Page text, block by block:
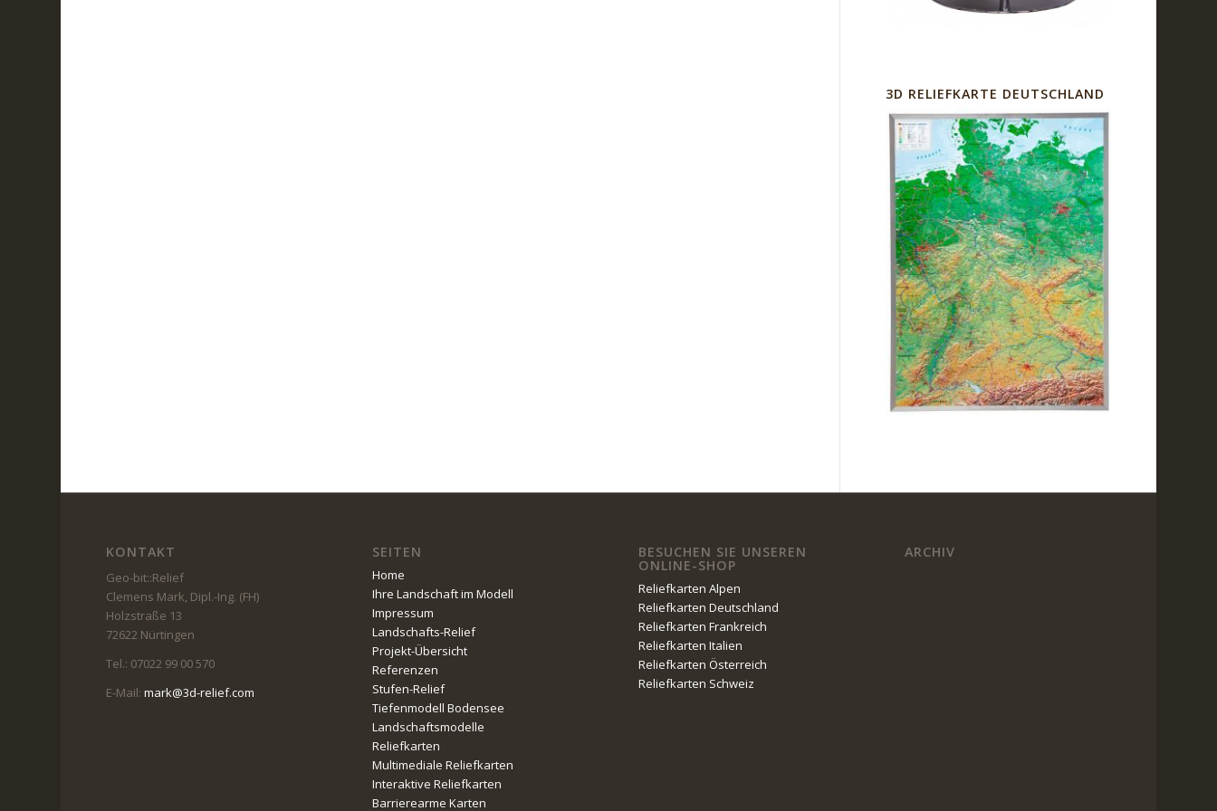
3D RELIEFKARTE DEUTSCHLAND
KONTAKT
Geo-bit::Relief
Clemens Mark, Dipl.-Ing. (FH)
Holzstraße 13
72622 Nürtingen
Tel.: 07022 99 00 570
E-Mail:mark@3d-relief.com
SEITEN
Home
Ihre Landschaft im Modell
Impressum
Landschafts-Relief
Projekt-Übersicht
Referenzen
Stufen-Relief
Tiefenmodell Bodensee
Landschaftsmodelle
Reliefkarten
Multimediale Reliefkarten
Interaktive Reliefkarten
Barrierearme Karten
BESUCHEN SIE UNSEREN
ONLINE-SHOP
Reliefkarten Alpen
Reliefkarten Deutschland
Reliefkarten Frankreich
Reliefkarten Italien
Reliefkarten Österreich
Reliefkarten Schweiz
ARCHIV